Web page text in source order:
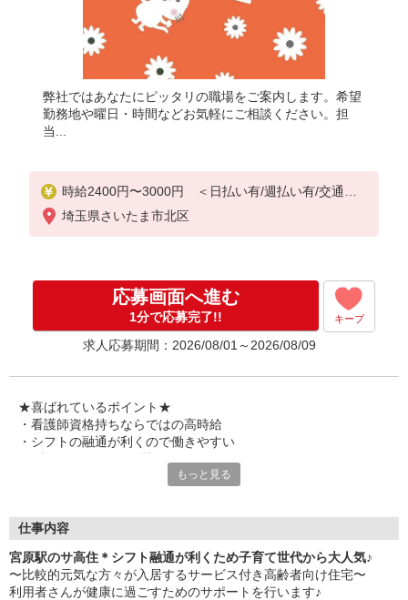
弊社ではあなたにピッタリの職場をご案内します。希望
勤務地や曜日・時間などお気軽にご相談ください。担
当...
時給2400円〜3000円 ＜日払い有/週払い有/交通費
全支給(ガソリン代含む)＞
埼玉県さいたま市北区
応募画面へ進む
1分で応募完了!! キープ
求人応募期間：2026/08/01～2026/08/09
★喜ばれているポイント★
・看護師資格持ちならではの高時給
・シフトの融通が利くので働きやすい
もっと見る
仕事内容
宮原駅のサ高住＊シフト融通が利くため子育て世代から大人気♪
〜比較的元気な方々が入居するサービス付き高齢者向け住宅〜
利用者さんが健康に過ごすためのサポートを行います♪